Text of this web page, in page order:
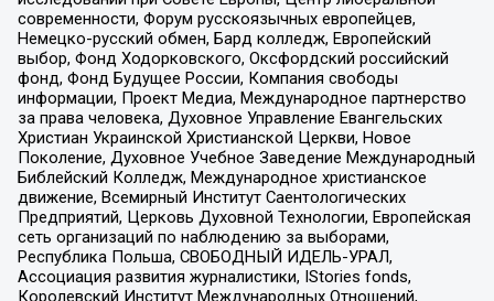
современности, Форум русскоязычных европейцев,
Немецко-русский обмен, Бард колледж, Европейский
выбор, Фонд Ходорковского, Оксфордский российский
фонд, Фонд Будущее России, Компания свободы
информации, Проект Медиа, Международное партнерство
за права человека, Духовное Управление Евангельских
Христиан Украинской Христианской Церкви, Новое
Поколение, Духовное Учебное Заведение Международный
Библейский Колледж, Международное христианское
движение, Всемирный Институт Саентологических
Предприятий, Церковь Духовной Технологии, Европейская
сеть организаций по наблюдению за выборами,
Республика Польша, СВОБОДНЫЙ ИДЕЛЬ-УРАЛ,
Ассоциация развития журналистики, IStories fonds,
Королевский Институт Международных Отношений,